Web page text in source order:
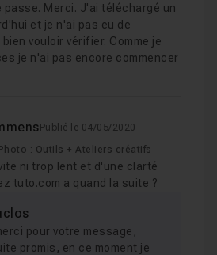
passe. Merci. J'ai téléchargé un
et je n'ai pas eu de
vouloir vérifier. Comme je
je n'ai pas encore commencer
Publié le 04/05/2020
: Outils + Ateliers créatifs
ni trop lent et d'une clarté
tuto.com a quand la suite ?
pour votre message,
promis, en ce moment je